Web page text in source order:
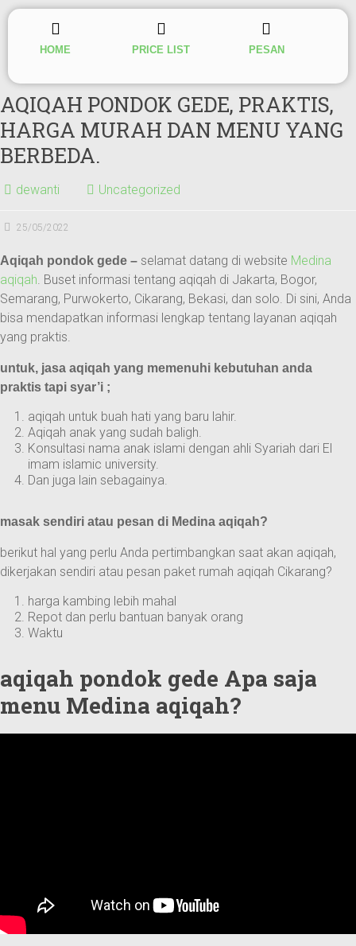
HOME PRICE LIST PESAN
AQIQAH PONDOK GEDE, PRAKTIS,
HARGA MURAH DAN MENU YANG
BERBEDA.
dewanti Uncategorized
25/05/2022
Aqiqah pondok gede – selamat datang di website Medina
aqiqah. Buset informasi tentang aqiqah di Jakarta, Bogor,
Semarang, Purwokerto, Cikarang, Bekasi, dan solo. Di sini, Anda
bisa mendapatkan informasi lengkap tentang layanan aqiqah
yang praktis.
untuk, jasa aqiqah yang memenuhi kebutuhan anda
praktis tapi syar’i ;
aqiqah untuk buah hati yang baru lahir.
Aqiqah anak yang sudah baligh.
Konsultasi nama anak islami dengan ahli Syariah dari El
imam islamic university.
Dan juga lain sebagainya.
masak sendiri atau pesan di Medina aqiqah?
berikut hal yang perlu Anda pertimbangkan saat akan aqiqah,
dikerjakan sendiri atau pesan paket rumah aqiqah Cikarang?
harga kambing lebih mahal
Repot dan perlu bantuan banyak orang
Waktu
aqiqah pondok gede Apa saja
menu Medina aqiqah?